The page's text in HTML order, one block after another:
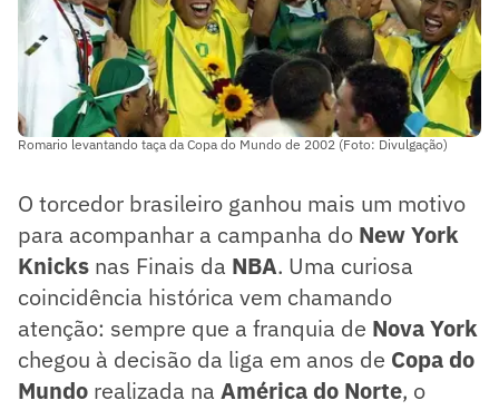
Romario levantando taça da Copa do Mundo de 2002 (Foto: Divulgação)
O torcedor brasileiro ganhou mais um motivo
para acompanhar a campanha do New York
Knicks nas Finais da NBA. Uma curiosa
coincidência histórica vem chamando
atenção: sempre que a franquia de Nova York
chegou à decisão da liga em anos de Copa do
Mundo realizada na América do Norte, o